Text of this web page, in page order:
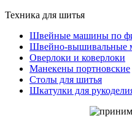
Техника для шитья
Швейные машины по
Швейно-вышивальные
Оверлоки и коверлоки
Манекены портновские
Столы для шитья
Шкатулки для